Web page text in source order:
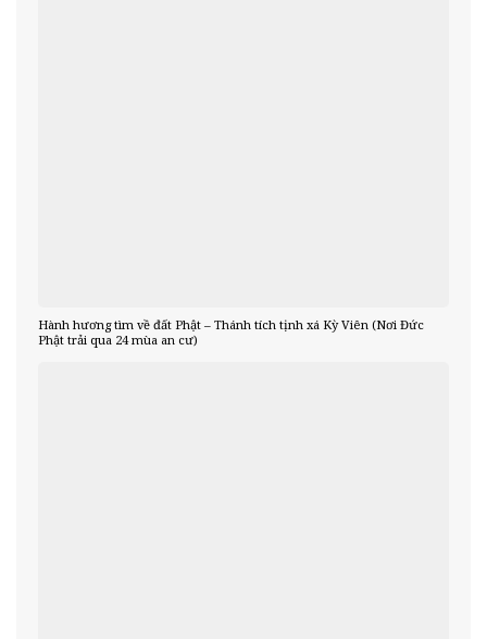
Hành hương tìm về đất Phật – Thánh tích tịnh xá Kỳ Viên (Nơi Đức
Phật trải qua 24 mùa an cư)